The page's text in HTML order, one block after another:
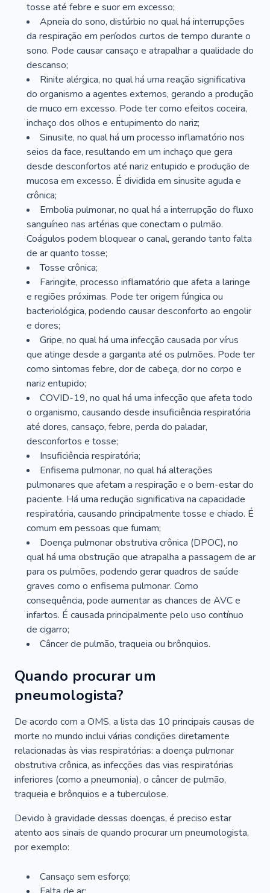
tosse até febre e suor em excesso;
Apneia do sono, distúrbio no qual há interrupções
da respiração em períodos curtos de tempo durante o
sono. Pode causar cansaço e atrapalhar a qualidade do
descanso;
Rinite alérgica, no qual há uma reação significativa
do organismo a agentes externos, gerando a produção
de muco em excesso. Pode ter como efeitos coceira,
inchaço dos olhos e entupimento do nariz;
Sinusite, no qual há um processo inflamatório nos
seios da face, resultando em um inchaço que gera
desde desconfortos até nariz entupido e produção de
mucosa em excesso. É dividida em sinusite aguda e
crônica;
Embolia pulmonar, no qual há a interrupção do fluxo
sanguíneo nas artérias que conectam o pulmão.
Coágulos podem bloquear o canal, gerando tanto falta
de ar quanto tosse;
Tosse crônica;
Faringite, processo inflamatório que afeta a laringe
e regiões próximas. Pode ter origem fúngica ou
bacteriológica, podendo causar desconforto ao engolir
e dores;
Gripe, no qual há uma infecção causada por vírus
que atinge desde a garganta até os pulmões. Pode ter
como sintomas febre, dor de cabeça, dor no corpo e
nariz entupido;
COVID-19, no qual há uma infecção que afeta todo
o organismo, causando desde insuficiência respiratória
até dores, cansaço, febre, perda do paladar,
desconfortos e tosse;
Insuficiência respiratória;
Enfisema pulmonar, no qual há alterações
pulmonares que afetam a respiração e o bem-estar do
paciente. Há uma redução significativa na capacidade
respiratória, causando principalmente tosse e chiado. É
comum em pessoas que fumam;
Doença pulmonar obstrutiva crônica (DPOC), no
qual há uma obstrução que atrapalha a passagem de ar
para os pulmões, podendo gerar quadros de saúde
graves como o enfisema pulmonar. Como
consequência, pode aumentar as chances de AVC e
infartos. É causada principalmente pelo uso contínuo
de cigarro;
Câncer de pulmão, traqueia ou brônquios.
Quando procurar um
pneumologista?
De acordo com a OMS, a lista das 10 principais causas de
morte no mundo inclui várias condições diretamente
relacionadas às vias respiratórias: a doença pulmonar
obstrutiva crônica, as infecções das vias respiratórias
inferiores (como a pneumonia), o câncer de pulmão,
traqueia e brônquios e a tuberculose.
Devido à gravidade dessas doenças, é preciso estar
atento aos sinais de quando procurar um pneumologista,
por exemplo:
Cansaço sem esforço;